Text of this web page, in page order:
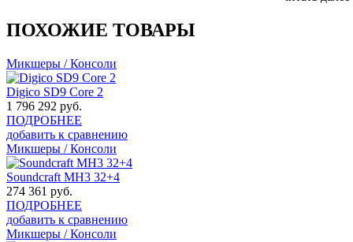
ПОХОЖИЕ ТОВАРЫ
Микшеры / Консоли
Digico SD9 Core 2
1 796 292 руб.
ПОДРОБНЕЕ
добавить к сравнению
Микшеры / Консоли
Soundcraft MH3 32+4
274 361 руб.
ПОДРОБНЕЕ
добавить к сравнению
Микшеры / Консоли